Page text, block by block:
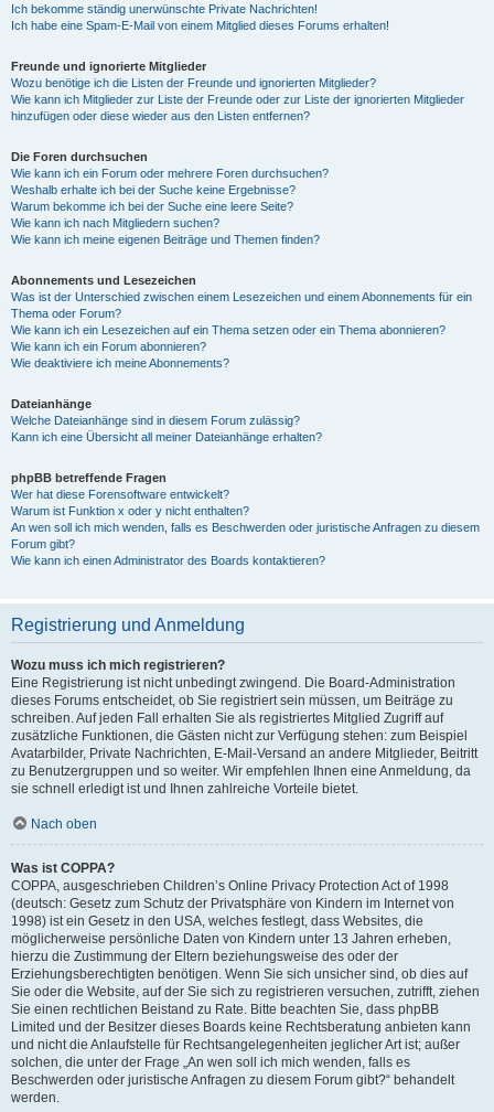
Ich bekomme ständig unerwünschte Private Nachrichten!
Ich habe eine Spam-E-Mail von einem Mitglied dieses Forums erhalten!
Freunde und ignorierte Mitglieder
Wozu benötige ich die Listen der Freunde und ignorierten Mitglieder?
Wie kann ich Mitglieder zur Liste der Freunde oder zur Liste der ignorierten Mitglieder
hinzufügen oder diese wieder aus den Listen entfernen?
Die Foren durchsuchen
Wie kann ich ein Forum oder mehrere Foren durchsuchen?
Weshalb erhalte ich bei der Suche keine Ergebnisse?
Warum bekomme ich bei der Suche eine leere Seite?
Wie kann ich nach Mitgliedern suchen?
Wie kann ich meine eigenen Beiträge und Themen finden?
Abonnements und Lesezeichen
Was ist der Unterschied zwischen einem Lesezeichen und einem Abonnements für ein
Thema oder Forum?
Wie kann ich ein Lesezeichen auf ein Thema setzen oder ein Thema abonnieren?
Wie kann ich ein Forum abonnieren?
Wie deaktiviere ich meine Abonnements?
Dateianhänge
Welche Dateianhänge sind in diesem Forum zulässig?
Kann ich eine Übersicht all meiner Dateianhänge erhalten?
phpBB betreffende Fragen
Wer hat diese Forensoftware entwickelt?
Warum ist Funktion x oder y nicht enthalten?
An wen soll ich mich wenden, falls es Beschwerden oder juristische Anfragen zu diesem
Forum gibt?
Wie kann ich einen Administrator des Boards kontaktieren?
Registrierung und Anmeldung
Wozu muss ich mich registrieren?
Eine Registrierung ist nicht unbedingt zwingend. Die Board-Administration
dieses Forums entscheidet, ob Sie registriert sein müssen, um Beiträge zu
schreiben. Auf jeden Fall erhalten Sie als registriertes Mitglied Zugriff auf
zusätzliche Funktionen, die Gästen nicht zur Verfügung stehen: zum Beispiel
Avatarbilder, Private Nachrichten, E-Mail-Versand an andere Mitglieder, Beitritt
zu Benutzergruppen und so weiter. Wir empfehlen Ihnen eine Anmeldung, da
sie schnell erledigt ist und Ihnen zahlreiche Vorteile bietet.
Nach oben
Was ist COPPA?
COPPA, ausgeschrieben Children’s Online Privacy Protection Act of 1998
(deutsch: Gesetz zum Schutz der Privatsphäre von Kindern im Internet von
1998) ist ein Gesetz in den USA, welches festlegt, dass Websites, die
möglicherweise persönliche Daten von Kindern unter 13 Jahren erheben,
hierzu die Zustimmung der Eltern beziehungsweise des oder der
Erziehungsberechtigten benötigen. Wenn Sie sich unsicher sind, ob dies auf
Sie oder die Website, auf der Sie sich zu registrieren versuchen, zutrifft, ziehen
Sie einen rechtlichen Beistand zu Rate. Bitte beachten Sie, dass phpBB
Limited und der Besitzer dieses Boards keine Rechtsberatung anbieten kann
und nicht die Anlaufstelle für Rechtsangelegenheiten jeglicher Art ist; außer
solchen, die unter der Frage „An wen soll ich mich wenden, falls es
Beschwerden oder juristische Anfragen zu diesem Forum gibt?“ behandelt
werden.